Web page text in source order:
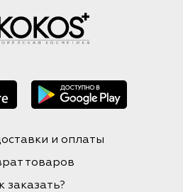
и оплаты
товаров
заказать?